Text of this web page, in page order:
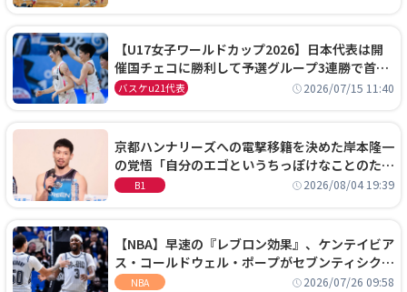
【U17女子ワールドカップ2026】日本代表は開
催国チェコに勝利して予選グループ3連勝で首位
通過！準々決勝の相手はエジプトに決定
バスケu21代表 2026/07/15 11:40
京都ハンナリーズへの電撃移籍を決めた岸本隆一
の覚悟「自分のエゴというちっぽけなことのため
に、京都に来たわけではない」
B1 2026/08/04 19:39
【NBA】早速の『レブロン効果』、ケンテイビア
ス・コールドウェル・ポープがセブンティシクサ
ーズに1年契約で加入
NBA 2026/07/26 09:58